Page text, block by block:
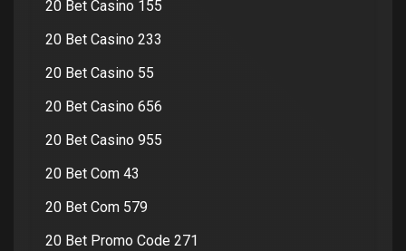
20 Bet Casino 155
20 Bet Casino 233
20 Bet Casino 55
20 Bet Casino 656
20 Bet Casino 955
20 Bet Com 43
20 Bet Com 579
20 Bet Promo Code 271